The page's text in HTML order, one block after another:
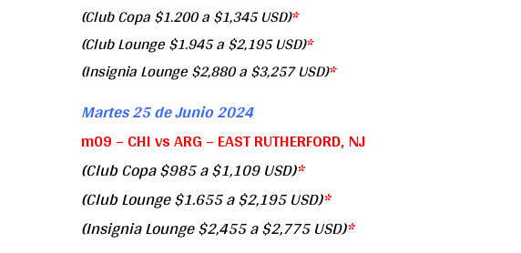
(Club Copa $1.200 a $1,345 USD)*
(Club Lounge $1.945 a $2,195 USD)*
(Insignia Lounge $2,880 a $3,257 USD)*
Martes 25 de Junio 2024
m09 – CHI vs ARG – EAST RUTHERFORD, NJ
(Club Copa $985 a $1,109 USD)*
(Club Lounge $1.655 a $2,195 USD)*
(Insignia Lounge $2,455 a $2,775 USD)*